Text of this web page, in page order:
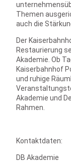
Themen
auch die
Der
Restaurierung
Akademie. Ob
Kaiserbahnhof
und ruhige
Akademie und
Rahmen.
Kontaktdaten:
DB Akademie